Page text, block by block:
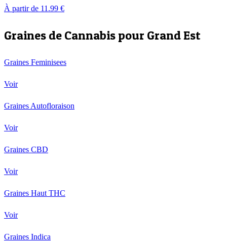
À partir de 11.99 €
Graines de Cannabis pour Grand Est
Graines Feminisees
Voir
Graines Autofloraison
Voir
Graines CBD
Voir
Graines Haut THC
Voir
Graines Indica